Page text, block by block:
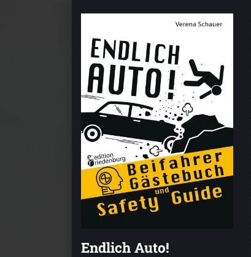
Endlich Auto!